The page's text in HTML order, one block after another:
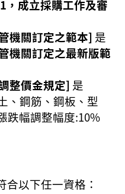
，成立採購工作及審
機關訂定之範本] 是
機關訂定之最新版範
整價金規定] 是
、鋼筋、鋼板、型
跌幅調整幅度:10%
以下任一資格：